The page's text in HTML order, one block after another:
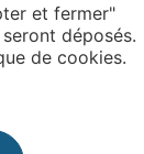
et fermer"
déposés.
de cookies.